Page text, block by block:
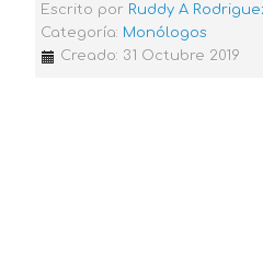
Escrito por Ruddy A
Categoría: Monólogos
Creado: 31 Octubre 2019